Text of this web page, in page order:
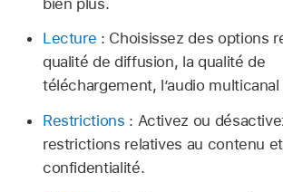
Lecture : Choisissez des options
qualité de diffusion, la qualité de
téléchargement, l’audio
Restrictions : Activez ou
restrictions relatives au contenu
confidentialité.